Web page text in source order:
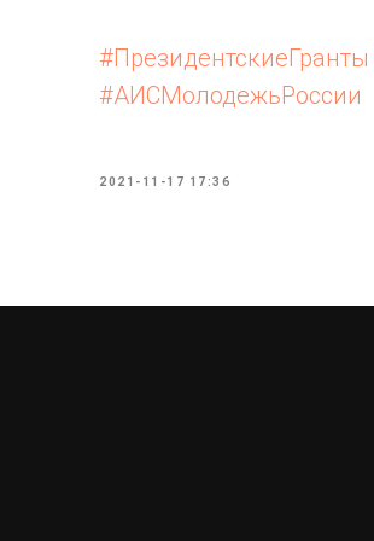
#ПрезидентскиеГранты
#АИСМолодежьРоссии
2021-11-17 17:36